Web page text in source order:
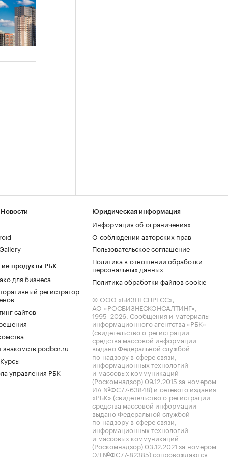
продукты РБК
для бизнеса
регистратор
сайтов
знакомств podbor.ru
управления РБК
Юридическая информация
Информация об ограничениях
О соблюдении авторских прав
Пользовательское соглашение
Политика в отношении обработки
персональных данных
Политика обработки файлов cookie
© ООО «БИЗНЕСПРЕСС»,
АО «РОСБИЗНЕСКОНСАЛТИНГ»,
1995–2026. Сообщения и материалы
информационного агентства «РБК»
(свидетельство о регистрации
средства массовой информации
выдано Федеральной службой
по надзору в сфере связи,
информационных технологий
и массовых коммуникаций
(Роскомнадзор) 09.12.2015 за номером
ИА №ФС77-63848) и сетевого издания
«РБК» (свидетельство о регистрации
средства массовой информации
выдано Федеральной службой
по надзору в сфере связи,
информационных технологий
и массовых коммуникаций
(Роскомнадзор) 03.12.2021 за номером
ЭЛ №ФС77-82385) сопровождаются